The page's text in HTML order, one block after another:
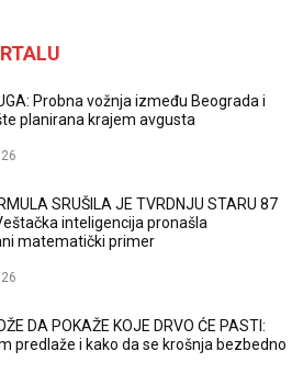
Probna vožnja između Beograda i
planirana krajem avgusta
SRUŠILA JE TVRDNJU STARU 87
inteligencija pronašla
matematički primer
DA POKAŽE KOJE DRVO ĆE PASTI:
predlaže i kako da se krošnja bezbedno